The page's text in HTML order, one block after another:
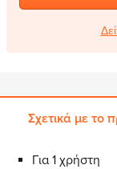
Σχετικά με το
Για 1 χρήστη